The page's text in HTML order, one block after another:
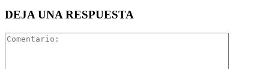
DEJA UNA RESPUESTA